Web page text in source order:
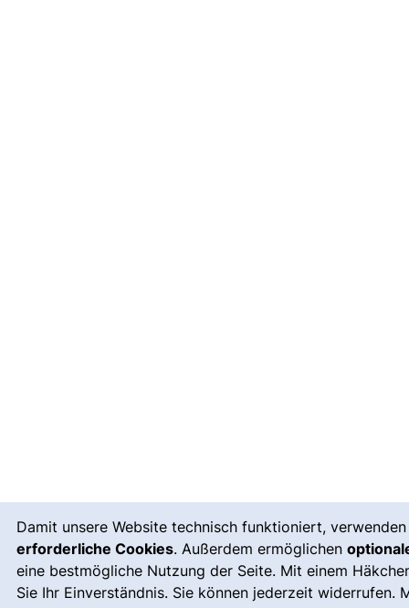
Damit unsere Website technisch funktioniert,
erforderliche Cookies. Außerdem ermöglichen
eine bestmögliche Nutzung der Seite. Mit einem
Sie Ihr Einverständnis. Sie können jederzeit widerrufen.